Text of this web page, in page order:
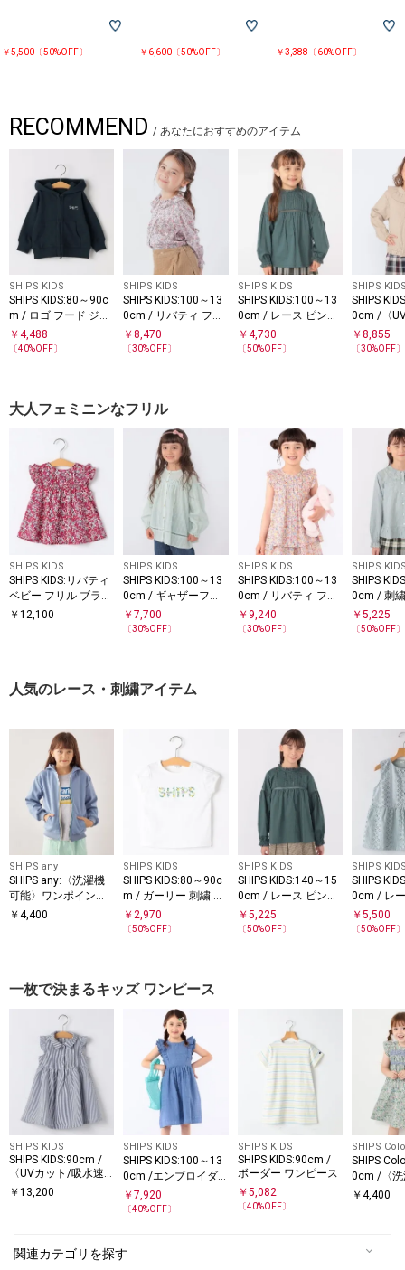
￥5,500〔50%OFF〕 ￥6,600〔50%OFF〕 ￥3,388〔60%OFF〕
RECOMMEND / あなたにおすすめのアイテム
SHIPS KIDS
SHIPS KIDS:80～90c
m / ロゴ フード ジッ
プ パーカ
￥ 4,488
〔40%OFF〕
SHIPS KIDS
SHIPS KIDS:100～13
0cm / リバティ フリ
ルカラー ブラウス
￥8,470
〔30%OFF〕
SHIPS KIDS
SHIPS KIDS:100～13
0cm / レース ピンタ
ック 長袖 ブラウス
￥ 4,730
〔50%OFF〕
SHIPS
SHIPS
0cm /〈
濯機可能
ーカ
￥8,855
〔30%OFF〕
大人フェミニンなフリル
SHIPS KIDS
SHIPS KIDS:リバティ
ベビー フリル ブラウ
ス
￥ 12,100
SHIPS KIDS
SHIPS KIDS:100～13
0cm / ギャザーフリ
ル 刺繍 ブラウス
￥7,700
〔30%OFF〕
SHIPS KIDS
SHIPS KIDS:100～13
0cm / リバティ フリ
ル ブラウス
￥ 9,240
〔30%OFF〕
SHIPS
SHIPS
0cm / 刺
ラウス
￥5,225
〔50%OFF〕
人気のレース・刺繍アイテム
SHIPS any
SHIPS any:〈洗濯機
可能〉ワンポイント
刺繍 ポンチ ジップ
￥ 4,400
SHIPS KIDS
SHIPS KIDS:80～90c
m / ガーリー 刺繍 ロ
ゴ Tシャツ
￥2,970
〔50%OFF〕
SHIPS KIDS
SHIPS KIDS:140～15
0cm / レース ピンタ
ック 長袖 ブラウス
￥ 5,225
〔50%OFF〕
SHIPS
SHIPS
0cm / レ
ム ノース
ウス
￥5,500
〔50%OFF〕
一枚で決まるキッズ ワンピース
SHIPS KIDS
SHIPS KIDS:90cm /
〈UVカット/吸水速
乾〉ドライタッチ ワ
￥ 13,200
SHIPS KIDS
SHIPS KIDS:100～13
0cm /エンブロイダ
リー ワンピース
￥7,920
〔40%OFF〕
SHIPS KIDS
SHIPS KIDS:90cm /
ボーダー ワンピース
￥ 5,082
〔40%OFF〕
SHIPS
SHIPS
0cm /〈洗
能〉スモ
￥4,400
関連カテゴリを探す